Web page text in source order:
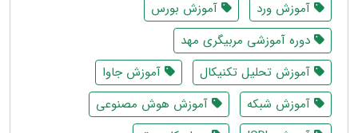
آموزش ورد
آموزش بورس
دوره آموزشی مربیگری مهد
آموزش تحلیل تکنیکال
آموزش جاوا
آموزش شبکه
آموزش هوش مصنوعی